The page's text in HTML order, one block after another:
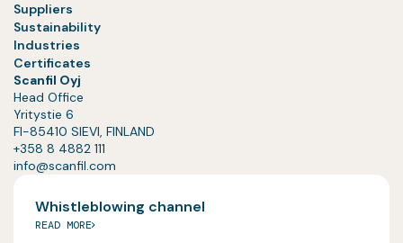
Suppliers
Sustainability
Industries
Certificates
Scanfil Oyj
Head Office
Yritystie 6
FI-85410 SIEVI, FINLAND
+358 8 4882 111
info@scanfil.com
Whistleblowing channel
READ MORE